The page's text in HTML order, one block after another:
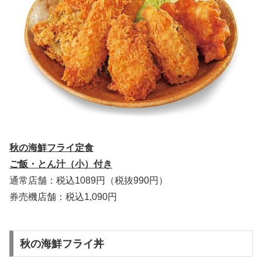
秋の海鮮フライ定食
ご飯・とん汁（小）付き
通常店舗：税込1089円（税抜990円）
券売機店舗：税込1,090円
秋の海鮮フライ丼